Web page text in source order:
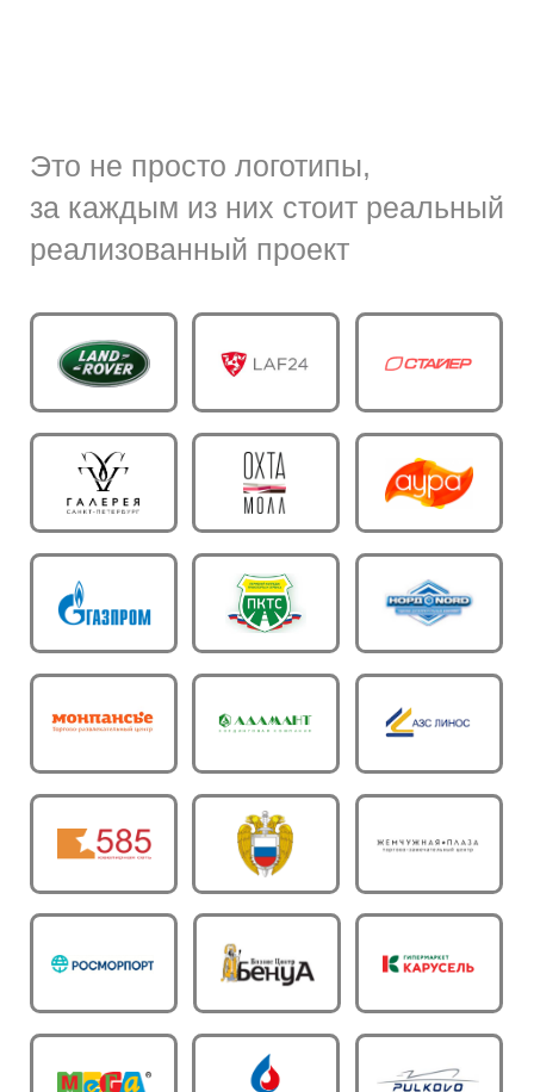
Перейти на Главную
НАВИГАЦИЯ
Оставить заявку
Пн-Пт: 09:00 - 18:00
8 (800) 100 11 08
Отзывы о нас